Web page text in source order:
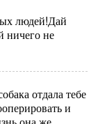
людей!Дай
ничего не
отдала тебе
и